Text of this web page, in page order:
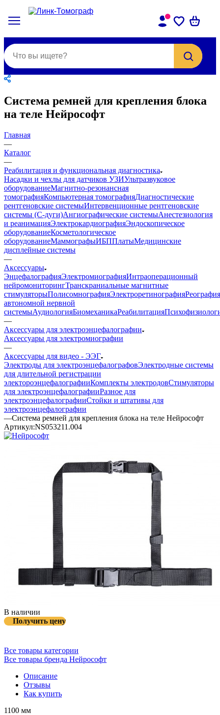
Система ремней для крепления блока
на теле Нейрософт
Главная
—
Каталог
—
Реабилитация и функциональная диагностика
Насадки и чехлы для датчиков УЗИУльтразвуковое
оборудованиеМагнитно-резонансная
томографияКомпьютерная томографияДиагностические
рентгеновские системыИнтервенционные рентгеновские
системы (С-дуги)Ангиографические системыАнестезиология
и реанимацияЭлектрокардиографияЭндоскопическое
оборудованиеКосметологическое
оборудованиеМаммографыИБППлатыМедицинские
дисплейные системы
—
Аксессуары
ЭнцефалографияЭлектромиографияИнтраоперационный
нейромониторингТранскраниальные магнитные
стимуляторыПолисомнографияЭлектроретинографияРеография
автономной нервной
системыАудиологияБиомеханикаРеабилитация
—
Аксессуары для электроэнцефалографии
Аксессуары для электромиографии
—
Аксессуары для видео - ЭЭГ
Электроды для электроэнцефалографовЭлектродные системы
для длительной регистрации
электороэнцефалографииКомплекты электродовСтимуляторы
для электроэнцефалографииРазное для
электроэнцефалографииСтойки и штативы для
электроэнцефалографии
—Система ремней для крепления блока на теле Нейрософт
Артикул:NS053211.004
В наличии
Получить цену
Все товары категории
Все товары бренда Нейрософт
Описание
Отзывы
Как купить
1100 мм